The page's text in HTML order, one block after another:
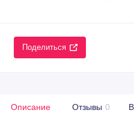
Поделиться
Описание Отзывы 0